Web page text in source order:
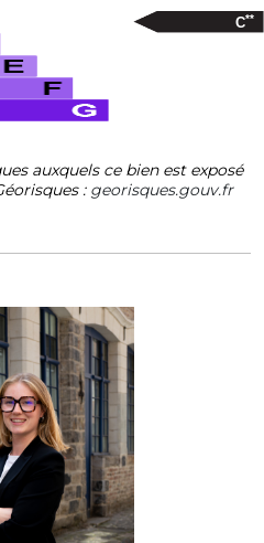
C**
auxquels ce bien est exposé
: georisques.gouv.fr